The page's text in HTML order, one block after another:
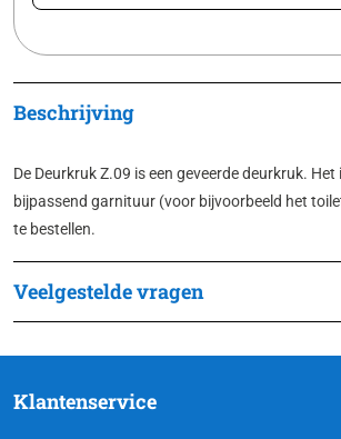
Beschrijving
De Deurkruk Z.09 is een geveerde deurkruk. Het
bijpassend garnituur (voor bijvoorbeeld het
te bestellen.
Veelgestelde vragen
Klantenservice